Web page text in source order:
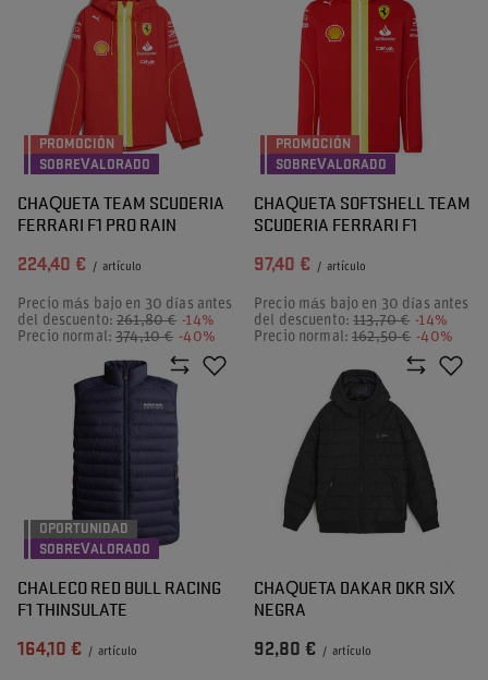
PROMOCIÓN
SOBREVALORADO
CHAQUETA TEAM SCUDERIA
FERRARI F1 PRO RAIN
224,40 € / artículo
Precio más bajo en 30 días antes
del descuento:261,80 € -14%
Precio normal:374,10 € -40%
PROMOCIÓN
SOBREVALORADO
CHAQUETA SOFTSHELL TEAM
SCUDERIA FERRARI F1
97,40 € / artículo
Precio más bajo en 30 días antes
del descuento:113,70 € -14%
Precio normal:162,50 € -40%
OPORTUNIDAD
SOBREVALORADO
CHALECO RED BULL RACING
F1 THINSULATE
164,10 € / artículo
CHAQUETA DAKAR DKR SIX
NEGRA
92,80 € / artículo